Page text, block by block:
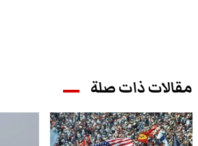
مقالات ذات صلة